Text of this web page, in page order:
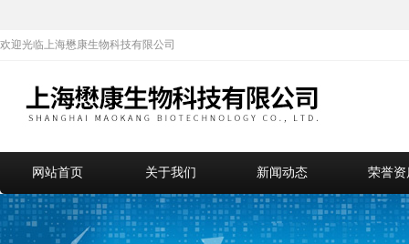
欢迎光临上海懋康生物科技有限公司
网站首页 关于我们 新闻动态 荣誉资